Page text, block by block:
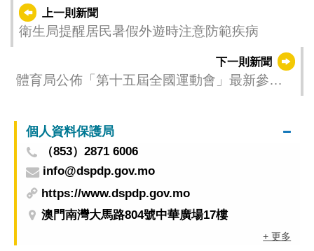
上一則新聞
衛生局提醒居民暑假外遊時注意防範疾病
下一則新聞
體育局公佈「第十五屆全國運動會」最新參賽
個人資料保護局
（853）2871 6006
info@dspdp.gov.mo
https://www.dspdp.gov.mo
澳門南灣大馬路804號中華廣場17樓
+ 更多